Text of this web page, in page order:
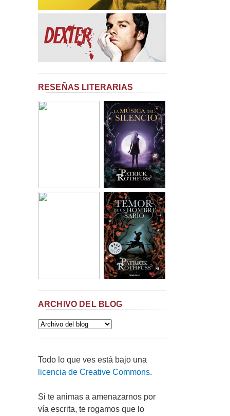
RESEÑAS LITERARIAS
ARCHIVO DEL BLOG
Todo lo que ves está bajo una
licencia de Creative Commons.
Si te animas a amenazarnos por
vía escrita, te rogamos que lo